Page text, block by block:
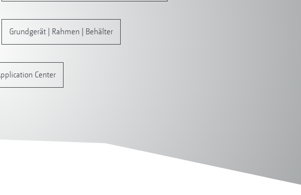
Grundgerät | Rahmen | Behälter
Center